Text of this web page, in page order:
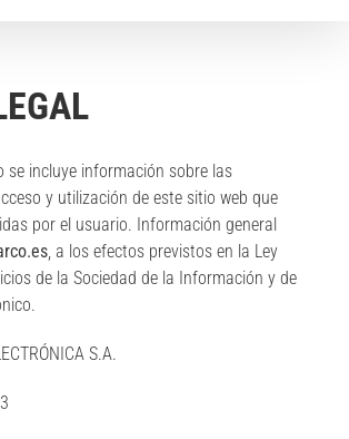
se incluye información sobre las
y utilización de este sitio web que
por el usuario. Información general
, a los efectos previstos en la Ley
de la Sociedad de la Información y de
S.A.